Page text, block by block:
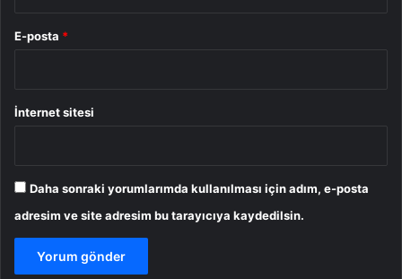
E-posta *
İnternet sitesi
Daha sonraki yorumlarımda kullanılması için adım, e-posta
adresim ve site adresim bu tarayıcıya kaydedilsin.